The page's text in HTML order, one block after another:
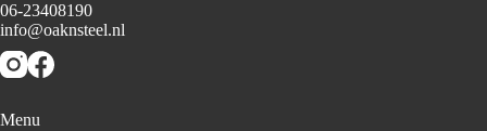
06-23408190
info@oaknsteel.nl
Menu